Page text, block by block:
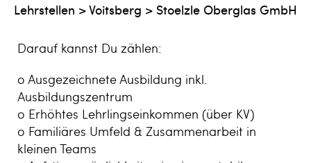
Lehrstellen >Voitsberg > Stoelzle Oberglas GmbH
Darauf kannst Du zählen:
o Ausgezeichnete Ausbildung inkl.
Ausbildungszentrum
o Erhöhtes Lehrlingseinkommen (über KV)
o Familiäres Umfeld & Zusammenarbeit in
kleinen Teams